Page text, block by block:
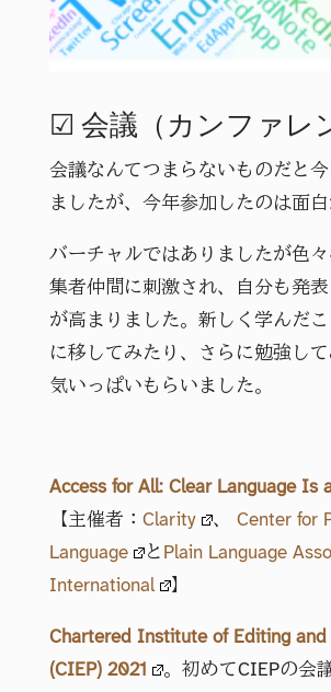
☑ 会議（カンファレ
会議なんてつまらないものだと
ましたが、今年参加したのは面
バーチャルではありましたが色
集者仲間に刺激され、自分も発
が高まりました。新しく学んだ
に移してみたり、さらに勉強し
気いっぱいもらいました。
Access for All: Clear Language Is
【主催者： Clarity 、 Center for
Language
と Plain Language
International
】
Chartered Institute of Editing and
(CIEP) 2021
。初めてCIEPの会